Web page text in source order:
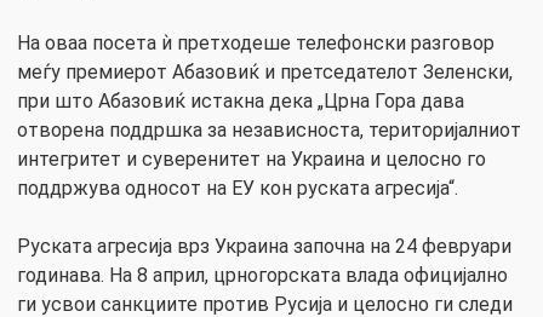
На оваа посета ѝ претходеше телефонски разговор
меѓу премиерот Абазовиќ и претседателот Зеленски,
при што Абазовиќ истакна дека „Црна Гора дава
отворена поддршка за независноста, територијалниот
интегритет и суверенитет на Украина и целосно го
поддржува односот на ЕУ кон руската агресија“.
Руската агресија врз Украина започна на 24 февруари
годинава. На 8 април, црногорската влада официјално
ги усвои санкциите против Русија и целосно ги следи